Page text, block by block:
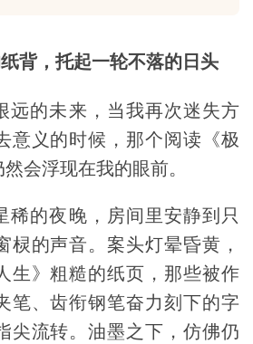
背，托起一轮不落的日头
远的未来，当我再次迷失方
意义的时候，那个阅读《极
会浮现在我的眼前。
稀的夜晚，房间里安静到只
棂的声音。案头灯晕昏黄，
生》粗糙的纸页，那些被作
笔、齿衔钢笔奋力刻下的字
尖流转。油墨之下，仿佛仍